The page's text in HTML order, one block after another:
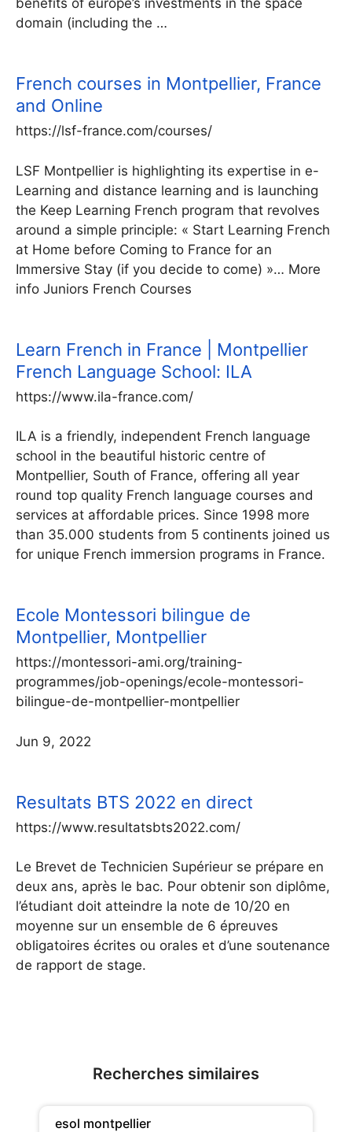
benefits of europe’s investments in the space
domain (including the …
French courses in Montpellier, France
and Online
https://lsf-france.com/courses/
LSF Montpellier is highlighting its expertise in e-
Learning and distance learning and is launching
the Keep Learning French program that revolves
around a simple principle: « Start Learning French
at Home before Coming to France for an
Immersive Stay (if you decide to come) »… More
info Juniors French Courses
Learn French in France | Montpellier
French Language School: ILA
https://www.ila-france.com/
ILA is a friendly, independent French language
school in the beautiful historic centre of
Montpellier, South of France, offering all year
round top quality French language courses and
services at affordable prices. Since 1998 more
than 35.000 students from 5 continents joined us
for unique French immersion programs in France.
Ecole Montessori bilingue de
Montpellier, Montpellier
https://montessori-ami.org/training-
programmes/job-openings/ecole-montessori-
bilingue-de-montpellier-montpellier
Jun 9, 2022
Resultats BTS 2022 en direct
https://www.resultatsbts2022.com/
Le Brevet de Technicien Supérieur se prépare en
deux ans, après le bac. Pour obtenir son diplôme,
l’étudiant doit atteindre la note de 10/20 en
moyenne sur un ensemble de 6 épreuves
obligatoires écrites ou orales et d’une soutenance
de rapport de stage.
Recherches similaires
esol montpellier